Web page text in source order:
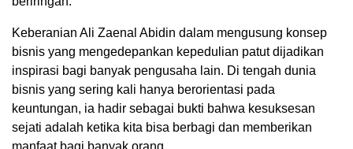
Keberanian Ali Zaenal Abidin dalam mengusung konsep
bisnis yang mengedepankan kepedulian patut dijadikan
inspirasi bagi banyak pengusaha lain. Di tengah dunia
bisnis yang sering kali hanya berorientasi pada
keuntungan, ia hadir sebagai bukti bahwa kesuksesan
sejati adalah ketika kita bisa berbagi dan memberikan
manfaat bagi banyak orang.